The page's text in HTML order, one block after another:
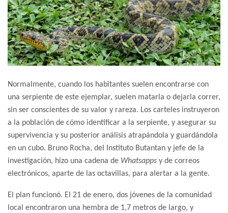
Normalmente, cuando los habitantes suelen encontrarse con
una serpiente de este ejemplar, suelen matarla o dejarla correr,
sin ser conscientes de su valor y rareza. Los carteles instruyeron
a la población de cómo identificar a la serpiente, y asegurar su
supervivencia y su posterior análisis atrapándola y guardándola
en un cubo. Bruno Rocha, del Instituto Butantan y jefe de la
investigación, hizo una cadena de Whatsapps y de correos
electrónicos, aparte de las octavillas, para alertar a la gente.
El plan funcionó. El 21 de enero, dos jóvenes de la comunidad
local encontraron una hembra de 1,7 metros de largo, y